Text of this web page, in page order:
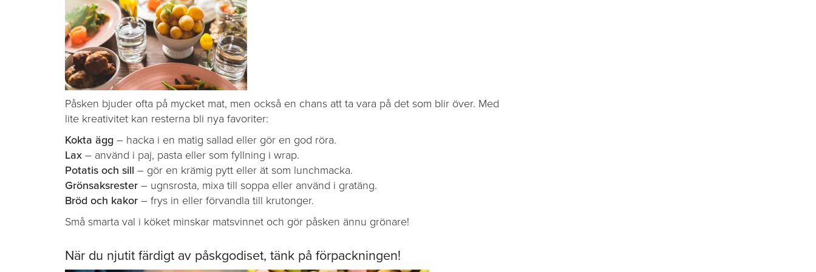
Påsken bjuder ofta på mycket mat, men också en chans att ta vara på det som blir över. Med
lite kreativitet kan resterna bli nya favoriter:
Kokta ägg – hacka i en matig sallad eller gör en god röra.
Lax – använd i paj, pasta eller som fyllning i wrap.
Potatis och sill – gör en krämig pytt eller ät som lunchmacka.
Grönsaksrester – ugnsrosta, mixa till soppa eller använd i gratäng.
Bröd och kakor – frys in eller förvandla till krutonger.
Små smarta val i köket minskar matsvinnet och gör påsken ännu grönare!
När du njutit färdigt av påskgodiset, tänk på förpackningen!